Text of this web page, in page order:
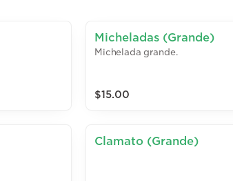
Micheladas (Grande)
Michelada grande.
$15.00
Clamato (Grande)